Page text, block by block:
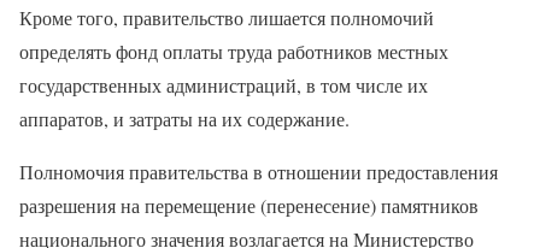
Кроме того, правительство лишается полномочий
определять фонд оплаты труда работников местных
государственных администраций, в том числе их
аппаратов, и затраты на их содержание.
Полномочия правительства в отношении предоставления
разрешения на перемещение (перенесение) памятников
национального значения возлагается на Министерство